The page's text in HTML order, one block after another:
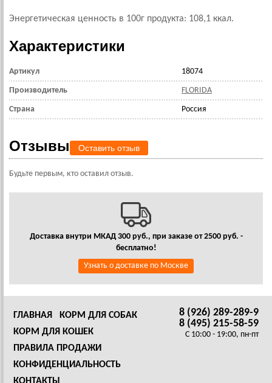
Энергетическая ценность в 100г продукта: 108,1 ккал.
Характеристики
Артикул 18074
Производитель FLORIDA
Страна Россия
Отзывы Оставить отзыв
Будьте первым, кто оставил отзыв.
Доставка внутри МКАД 300 руб., при заказе от 2500 руб. -
бесплатно!
Узнать о доставке по Москве
8 (926) 289-289-9
8 (495) 215-58-59
C 10:00 - 19:00, пн-пт
ГЛАВНАЯ
КОРМ ДЛЯ СОБАК
КОРМ ДЛЯ КОШЕК
ПРАВИЛА ПРОДАЖИ
КОНФИДЕНЦИАЛЬНОСТЬ